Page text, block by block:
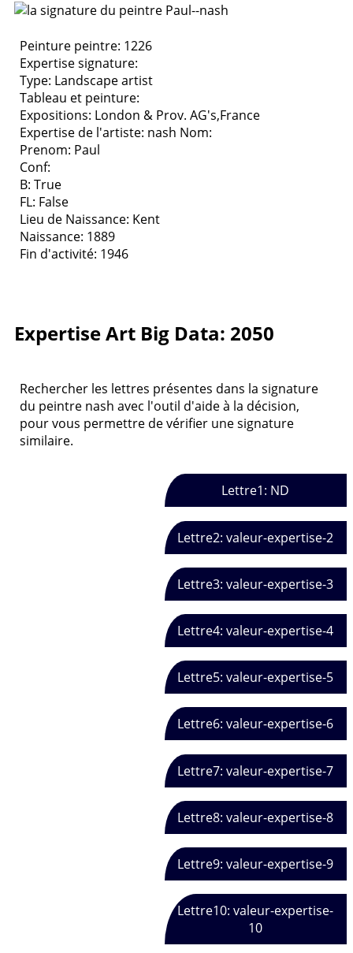
Peinture peintre: 1226
Expertise signature:
Type: Landscape artist
Tableau et peinture:
Expositions: London & Prov. AG's,France
Expertise de l'artiste: nash Nom:
Prenom: Paul
Conf:
B: True
FL: False
Lieu de Naissance: Kent
Naissance: 1889
Fin d'activité: 1946
Expertise Art Big Data: 2050
Rechercher les lettres présentes dans la signature
du peintre nash avec l'outil d'aide à la décision,
pour vous permettre de vérifier une signature
similaire.
Lettre1: ND
Lettre2: valeur-expertise-2
Lettre3: valeur-expertise-3
Lettre4: valeur-expertise-4
Lettre5: valeur-expertise-5
Lettre6: valeur-expertise-6
Lettre7: valeur-expertise-7
Lettre8: valeur-expertise-8
Lettre9: valeur-expertise-9
Lettre10: valeur-expertise-
10